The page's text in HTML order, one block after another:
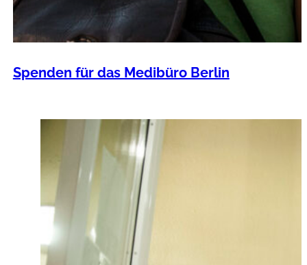
Spenden für das Medibüro Berlin